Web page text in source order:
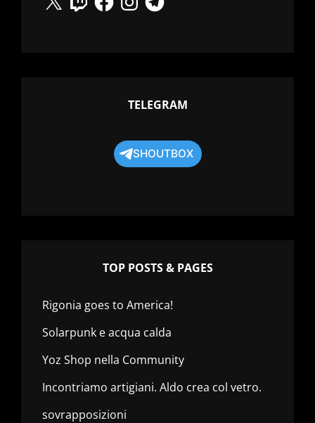
TELEGRAM
SHOUTBOX
TOP POSTS & PAGES
Rigonia goes to America!
Solarpunk e acqua calda
Yoz Shop nella Community
Incontriamo artigiani. Aldo crea col vetro.
sovrapposizioni